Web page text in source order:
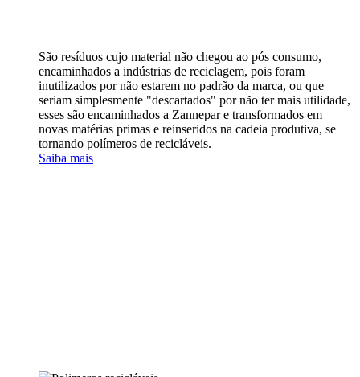
São resíduos cujo material não chegou ao pós consumo,
encaminhados a indústrias de reciclagem, pois foram
inutilizados por não estarem no padrão da marca, ou que
seriam simplesmente "descartados" por não ter mais utilidade,
esses são encaminhados a Zannepar e transformados em
novas matérias primas e reinseridos na cadeia produtiva, se
tornando polímeros de recicláveis.
Saiba mais